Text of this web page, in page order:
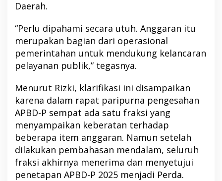
Daerah.
“Perlu dipahami secara utuh. Anggaran itu
merupakan bagian dari operasional
pemerintahan untuk mendukung kelancaran
pelayanan publik,” tegasnya.
Menurut Rizki, klarifikasi ini disampaikan
karena dalam rapat paripurna pengesahan
APBD-P sempat ada satu fraksi yang
menyampaikan keberatan terhadap
beberapa item anggaran. Namun setelah
dilakukan pembahasan mendalam, seluruh
fraksi akhirnya menerima dan menyetujui
penetapan APBD-P 2025 menjadi Perda.